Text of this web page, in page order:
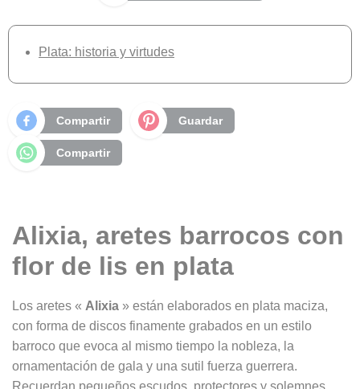
Plata: historia y virtudes
Compartir Guardar
Compartir
Alixia, aretes barrocos con
flor de lis en plata
Los aretes « Alixia » están elaborados en plata maciza,
con forma de discos finamente grabados en un estilo
barroco que evoca al mismo tiempo la nobleza, la
ornamentación de gala y una sutil fuerza guerrera.
Recuerdan pequeños escudos, protectores y solemnes,